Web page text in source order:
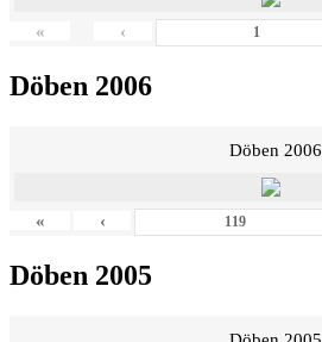
« ‹
Döben 2006
Döben 2006
« ‹
Döben 2005